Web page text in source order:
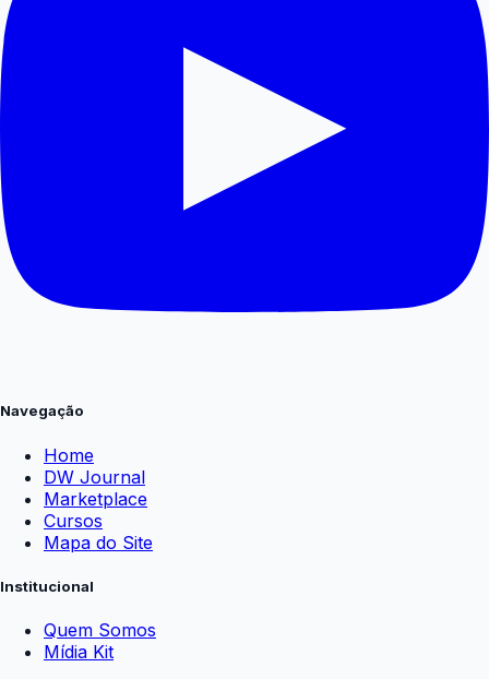
Navegação
Home
DW Journal
Marketplace
Cursos
Mapa do Site
Institucional
Quem Somos
Mídia Kit